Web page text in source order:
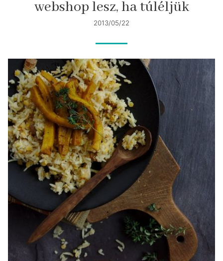
webshop lesz, ha túléljük
2013/05/22